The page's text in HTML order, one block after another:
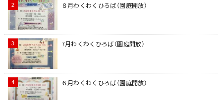
８月わくわくひろば（園庭開放）
7月わくわくひろば（園庭開放）
６月わくわくひろば（園庭開放）